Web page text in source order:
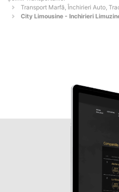
Transport Marfă, Închirieri Auto,
City Limousine - Inchirieri